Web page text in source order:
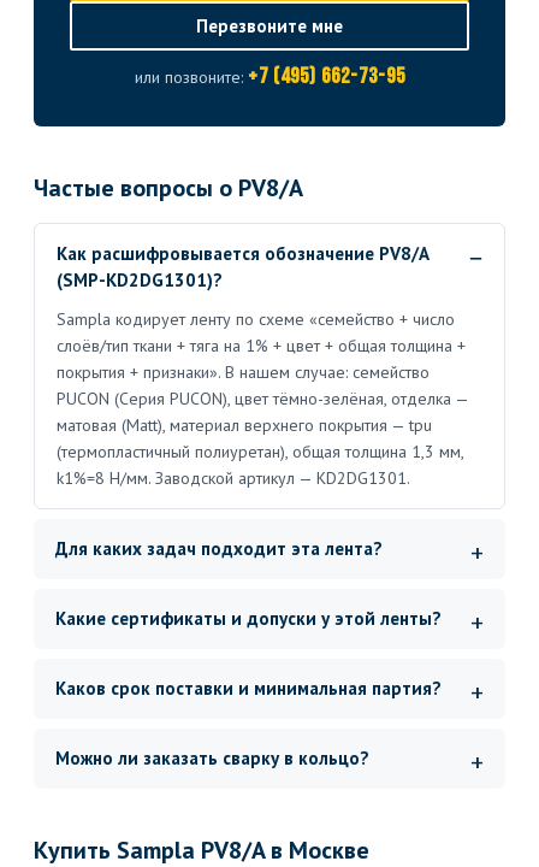
Перезвоните мне
или позвоните: +7 (495) 662-73-95
Частые вопросы о PV8/A
Как расшифровывается обозначение PV8/A
(SMP-KD2DG1301)?
Sampla кодирует ленту по схеме «семейство + число
слоёв/тип ткани + тяга на 1% + цвет + общая толщина +
покрытия + признаки». В нашем случае: семейство
PUCON (Серия PUCON), цвет тёмно-зелёная, отделка —
матовая (Matt), материал верхнего покрытия — tpu
(термопластичный полиуретан), общая толщина 1,3 мм,
k1%=8 Н/мм. Заводской артикул — KD2DG1301.
Для каких задач подходит эта лента?
Какие сертификаты и допуски у этой ленты?
Каков срок поставки и минимальная партия?
Можно ли заказать сварку в кольцо?
Купить Sampla PV8/A в Москве